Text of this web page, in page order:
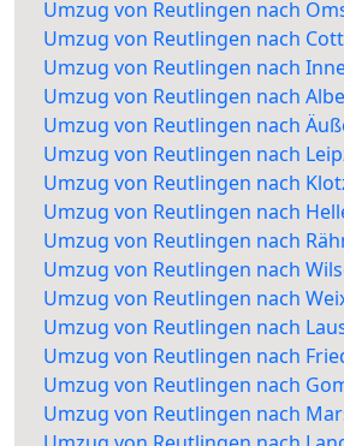
Umzug von Reutlingen nach
Umzug von Reutlingen nach
Umzug von Reutlingen nach
Umzug von Reutlingen nach
Umzug von Reutlingen nach
Umzug von Reutlingen nach
Umzug von Reutlingen nach
Umzug von Reutlingen nach
Umzug von Reutlingen nach
Umzug von Reutlingen nach
Umzug von Reutlingen nach
Umzug von Reutlingen nach
Umzug von Reutlingen nach
Umzug von Reutlingen nach
Umzug von Reutlingen nach